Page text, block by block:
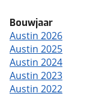
Bouwjaar
Austin 2026
Austin 2025
Austin 2024
Austin 2023
Austin 2022